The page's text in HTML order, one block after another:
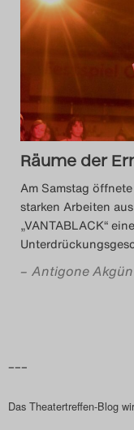
Räume der
Am Samstag
starken Arbeiten
„VANTABLACK“
– Antigone Akgün
–––
Das Theatertreffen-Blog